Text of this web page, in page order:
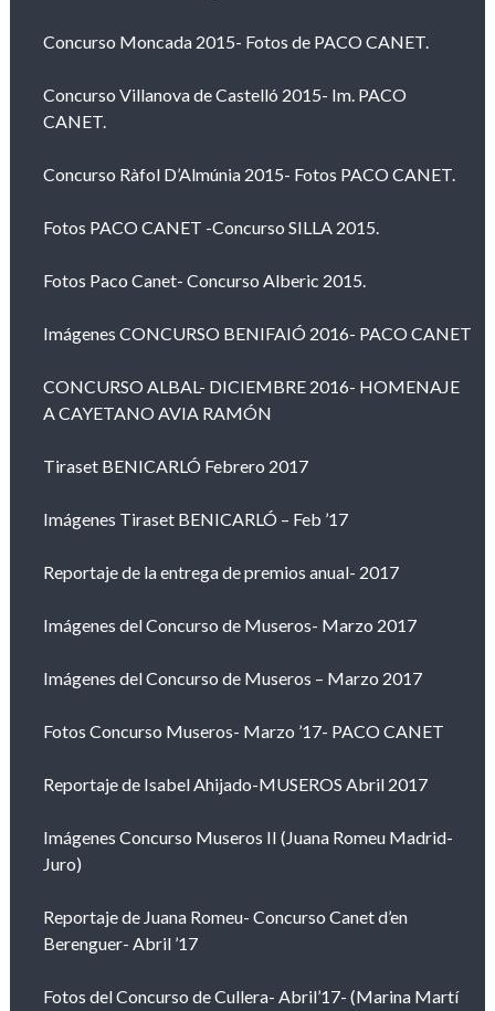
Concurso Moncada 2015- Fotos de PACO CANET.
Concurso Villanova de Castelló 2015- Im. PACO
CANET.
Concurso Ràfol D’Almúnia 2015- Fotos PACO CANET.
Fotos PACO CANET -Concurso SILLA 2015.
Fotos Paco Canet- Concurso Alberic 2015.
Imágenes CONCURSO BENIFAIÓ 2016- PACO CANET
CONCURSO ALBAL- DICIEMBRE 2016- HOMENAJE
A CAYETANO AVIA RAMÓN
Tiraset BENICARLÓ Febrero 2017
Imágenes Tiraset BENICARLÓ – Feb ’17
Reportaje de la entrega de premios anual- 2017
Imágenes del Concurso de Museros- Marzo 2017
Imágenes del Concurso de Museros – Marzo 2017
Fotos Concurso Museros- Marzo ’17- PACO CANET
Reportaje de Isabel Ahijado-MUSEROS Abril 2017
Imágenes Concurso Museros II (Juana Romeu Madrid-
Juro)
Reportaje de Juana Romeu- Concurso Canet d’en
Berenguer- Abril ’17
Fotos del Concurso de Cullera- Abril’17- (Marina Martí